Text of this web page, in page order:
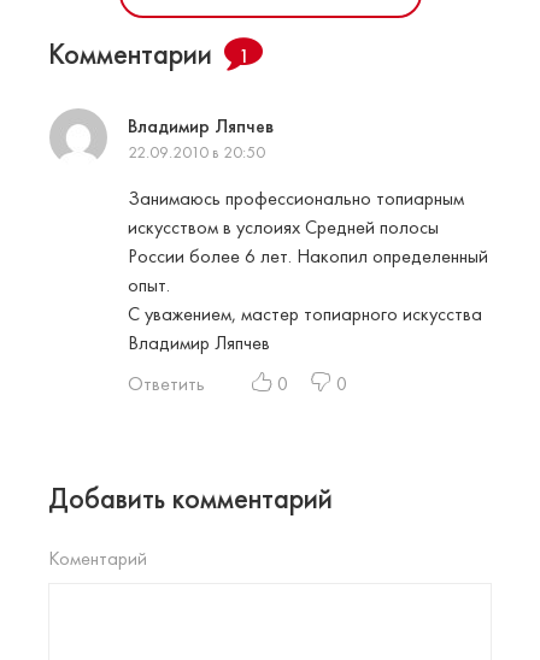
Комментарии 1
Владимир Ляпчев
22.09.2010 в 20:50
Занимаюсь профессионально топиарным
искусством в услоиях Средней полосы
России более 6 лет. Накопил определенный
опыт.
С уважением, мастер топиарного искусства
Владимир Ляпчев
Ответить
0 0
Добавить комментарий
Коментарий